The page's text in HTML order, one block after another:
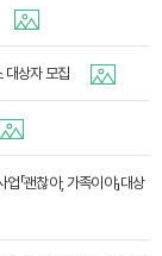
대상자 모집
「괜찮아, 가족이야」대상